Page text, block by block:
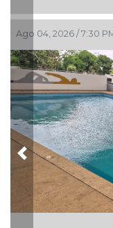
2026 / 7:30 PM
Previous